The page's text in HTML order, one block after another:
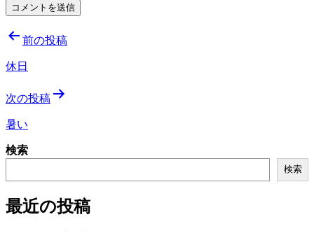
投
稿
ビ
ゲ
ー
ョ
ン
前の投稿
休日
次の投稿
暑い
検索
検索
最近の投稿